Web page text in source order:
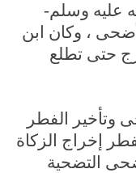
عليه وسلم-
، وكان ابن
حتى تطلع
وتأخير الفطر
إخراج الزكاة
التضحية